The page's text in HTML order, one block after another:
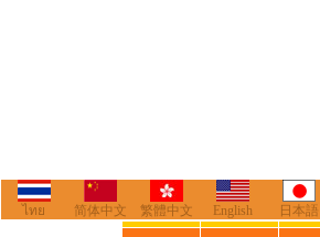
ไทย 简体中文 繁體中文 English 日本語